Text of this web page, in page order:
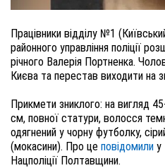
Працівники відділу №1
районного управління поліції
річного Валерія Портненка.
Києва та перестав виходити на
Прикмети зниклого: на вигляд
см, повної статури, волосся
одягнений у чорну футболку,
(мокасини). Про це повідомили у
Нацполіції Полтавщини.